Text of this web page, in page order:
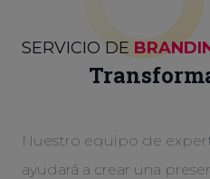
SERVICIO DE
Nuestro equipo de
ayudará a crear una